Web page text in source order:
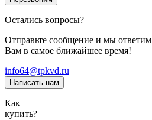
Остались вопросы?
Отправьте сообщение и мы ответим
Вам в самое ближайшее время!
info64@tpkvd.ru
Написать нам
Как
купить?